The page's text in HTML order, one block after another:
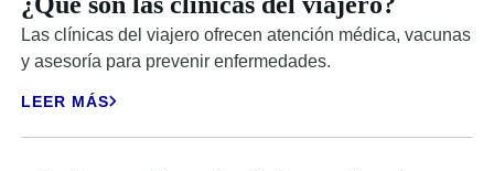
Las clínicas del viajero ofrecen atención médica, vacunas
y asesoría para prevenir enfermedades.
LEER MÁS